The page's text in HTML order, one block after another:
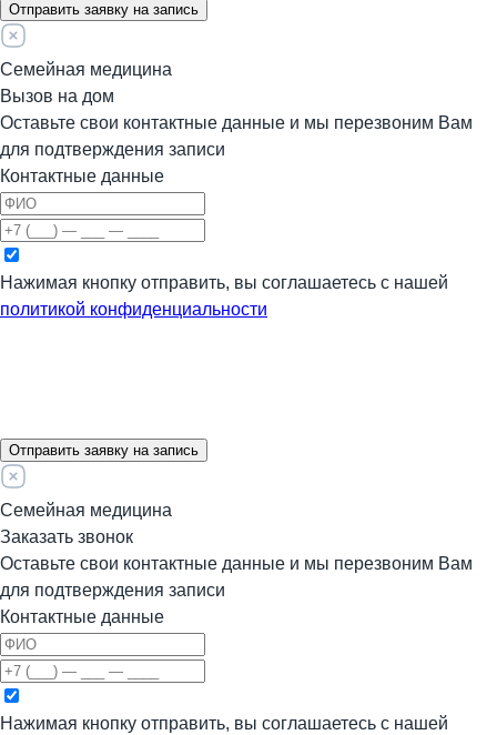
Отправить заявку на запись
Семейная медицина
Вызов на дом
Оставьте свои контактные данные и мы перезвоним Вам
для подтверждения записи
Контактные данные
Нажимая кнопку отправить, вы соглашаетесь с нашей
политикой конфиденциальности
Отправить заявку на запись
Семейная медицина
Заказать звонок
Оставьте свои контактные данные и мы перезвоним Вам
для подтверждения записи
Контактные данные
Нажимая кнопку отправить, вы соглашаетесь с нашей